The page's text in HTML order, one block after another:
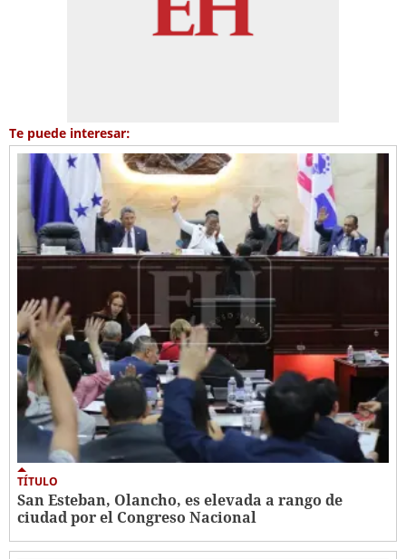
Te puede interesar:
TÍTULO
San Esteban, Olancho, es elevada a rango de
ciudad por el Congreso Nacional